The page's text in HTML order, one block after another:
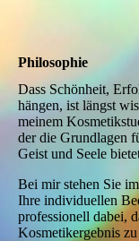
Philosophie
Dass Schönheit,
hängen, ist längst
meinem
der die Grundlagen
Geist und Seele
Bei mir stehen Sie
Ihre individuellen
professionell dabei,
Kosmetikergebnis